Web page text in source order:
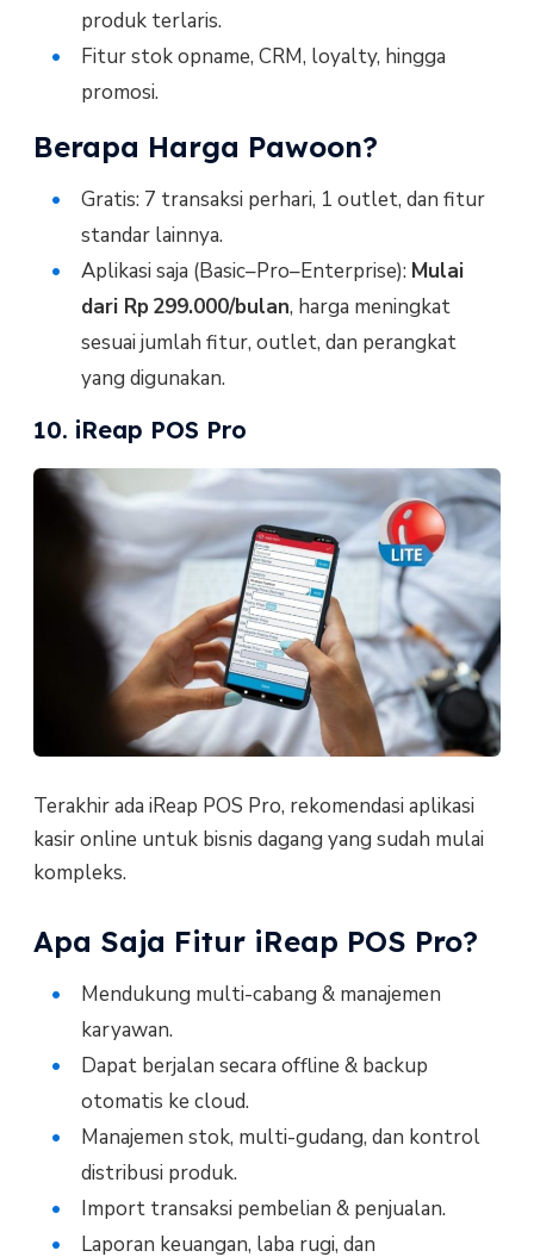
produk terlaris.
Fitur stok opname, CRM, loyalty, hingga
promosi.
Berapa Harga Pawoon?
Gratis: 7 transaksi perhari, 1 outlet, dan fitur
standar lainnya.
Aplikasi saja (Basic–Pro–Enterprise): Mulai
dari Rp 299.000/bulan, harga meningkat
sesuai jumlah fitur, outlet, dan perangkat
yang digunakan.
10. iReap POS Pro
Terakhir ada iReap POS Pro, rekomendasi aplikasi
kasir online untuk bisnis dagang yang sudah mulai
kompleks.
Apa Saja Fitur iReap POS Pro?
Mendukung multi-cabang & manajemen
karyawan.
Dapat berjalan secara offline & backup
otomatis ke cloud.
Manajemen stok, multi-gudang, dan kontrol
distribusi produk.
Import transaksi pembelian & penjualan.
Laporan keuangan, laba rugi, dan